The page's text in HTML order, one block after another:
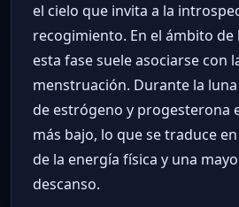
el cielo que invita a la
recogimiento. En el ámbito de
esta fase suele asociarse con
menstruación. Durante la
de estrógeno y progesterona
más bajo, lo que se traduce
de la energía física y una
descanso.